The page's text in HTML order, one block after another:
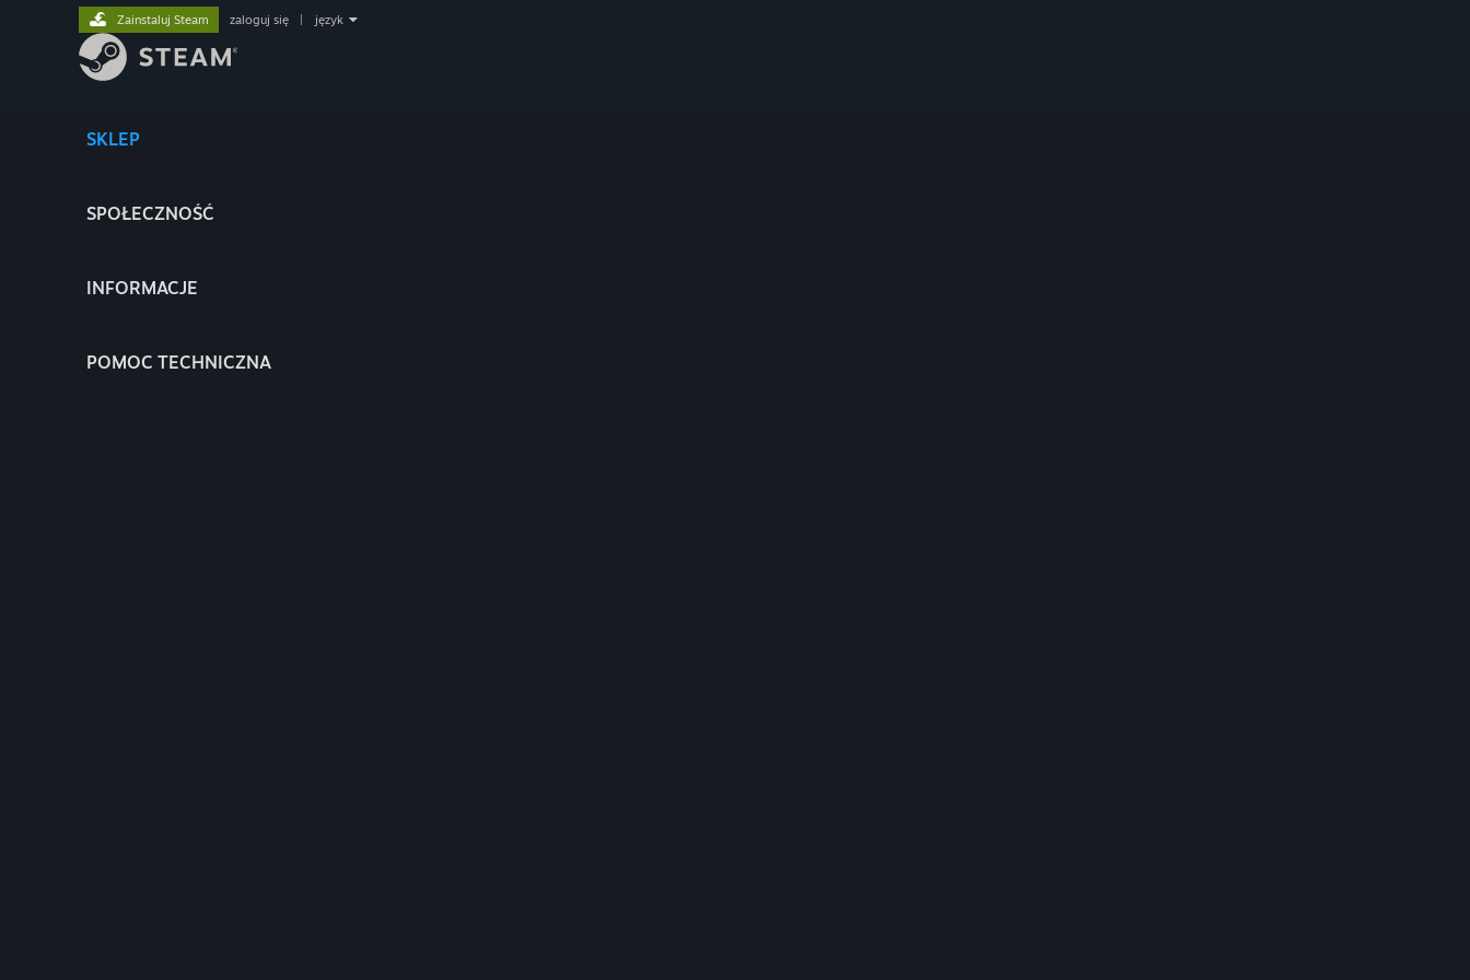
SKLEP
SPOŁECZNOŚĆ
INFORMACJE
POMOC TECHNICZNA
Zainstaluj Steam zaloguj się język